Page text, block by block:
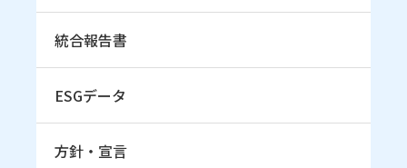
統合報告書
ESGデータ
方針・宣言